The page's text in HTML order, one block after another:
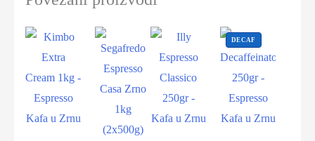
DECAF